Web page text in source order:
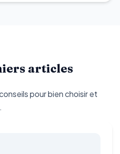
articles
pour bien choisir et